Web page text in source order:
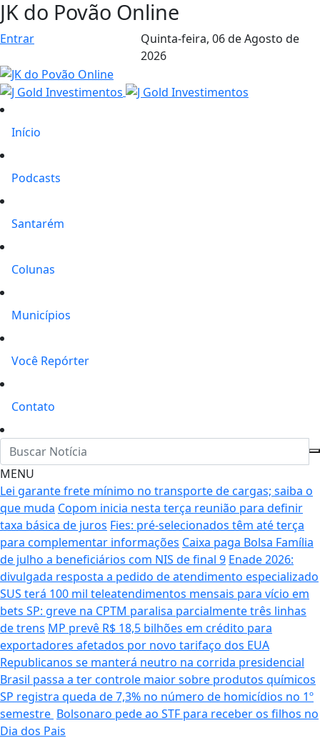
JK do Povão Online
Entrar Quinta-feira, 06 de Agosto de
2026
Início
Podcasts
Santarém
Colunas
Municípios
Você Repórter
Contato
MENU
Lei garante frete mínimo no transporte de cargas; saiba o
que muda Copom inicia nesta terça reunião para definir
taxa básica de juros Fies: pré-selecionados têm até terça
para complementar informações Caixa paga Bolsa Família
de julho a beneficiários com NIS de final 9 Enade 2026:
divulgada resposta a pedido de atendimento especializado
SUS terá 100 mil teleatendimentos mensais para vício em
bets SP: greve na CPTM paralisa parcialmente três linhas
de trens MP prevê R$ 18,5 bilhões em crédito para
exportadores afetados por novo tarifaço dos EUA
Republicanos se manterá neutro na corrida presidencial
Brasil passa a ter controle maior sobre produtos químicos
SP registra queda de 7,3% no número de homicídios no 1º
semestre Bolsonaro pede ao STF para receber os filhos no
Dia dos Pais